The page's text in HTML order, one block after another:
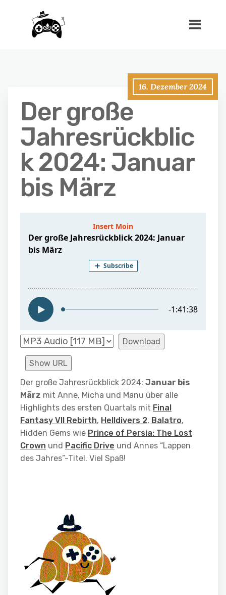
16. Dezember 2024
Der große
Jahresrückblic
k 2024: Januar
bis März
Download
Show URL
Der große Jahresrückblick 2024: Januar bis
März mit Anne, Micha und Manu über alle
Highlights des ersten Quartals mit Final
Fantasy VII Rebirth, Helldivers 2, Balatro,
Hidden Gems wie Prince of Persia: The Lost
Crown und Pacific Drive und Annes “Lappen
des Jahres”-Titel. Viel Spaß!